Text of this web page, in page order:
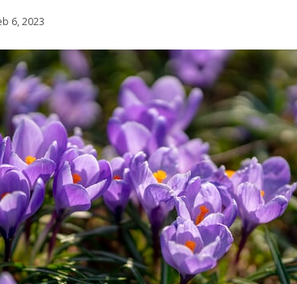
6, 2023